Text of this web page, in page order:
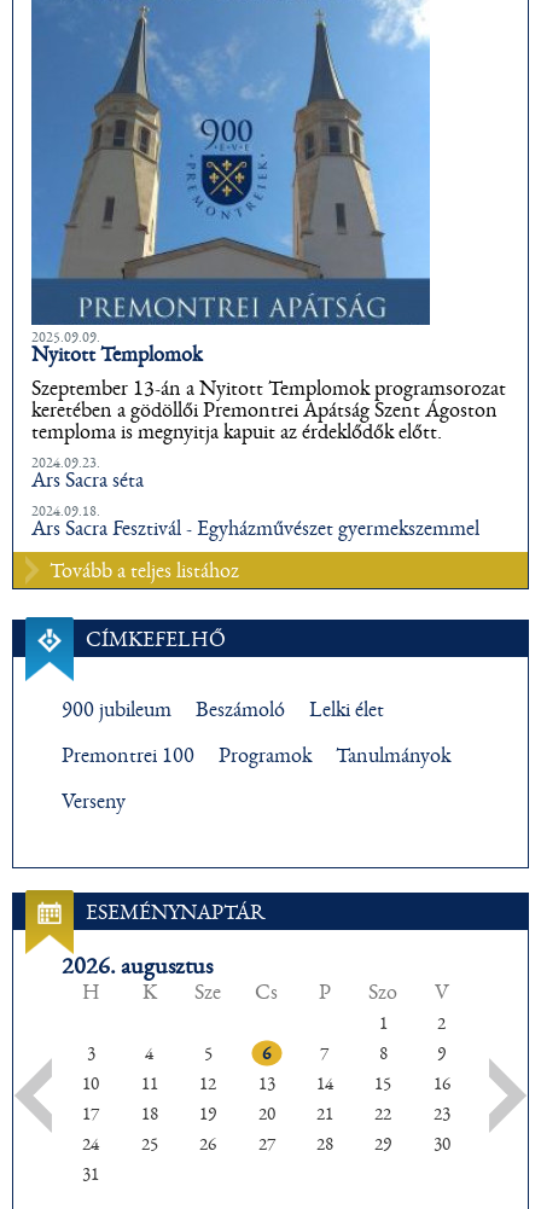
2025.09.09.
Nyitott Templomok
Szeptember 13-án a Nyitott Templomok programsorozat
keretében a gödöllői Premontrei Apátság Szent Ágoston
temploma is megnyitja kapuit az érdeklődők előtt.
2024.09.23.
Ars Sacra séta
2024.09.18.
Ars Sacra Fesztivál - Egyházművészet gyermekszemmel
Tovább a teljes listához
CÍMKEFELHŐ
900 jubileum Beszámoló Lelki élet
Premontrei 100 Programok Tanulmányok
Verseny
ESEMÉNYNAPTÁR
2026. augusztus
H K Sze Cs P Szo V
1
2
3
4 5 6 7 8
9
10
11 12 13 14 15
16
17
18 19 20 21 22
23
24
25 26 27 28 29
30
31